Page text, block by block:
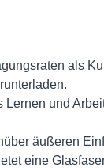
als
und
äußeren
eine